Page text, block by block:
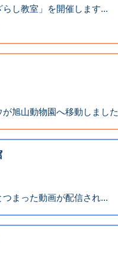
らし教室」を開催します...
が旭山動物園へ移動しました
まった動画が配信され...